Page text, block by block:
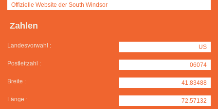
Offizielle Website der South Windsor
Zahlen
Landesvorwahl : US
Postleitzahl : 06074
Breite : 41.83488
Länge : -72.57132